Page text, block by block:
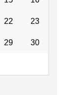
22 23
29 30